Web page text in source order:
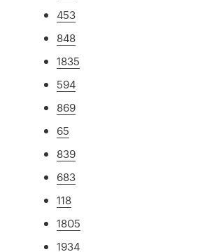
453
848
1835
594
869
65
839
683
118
1805
1934